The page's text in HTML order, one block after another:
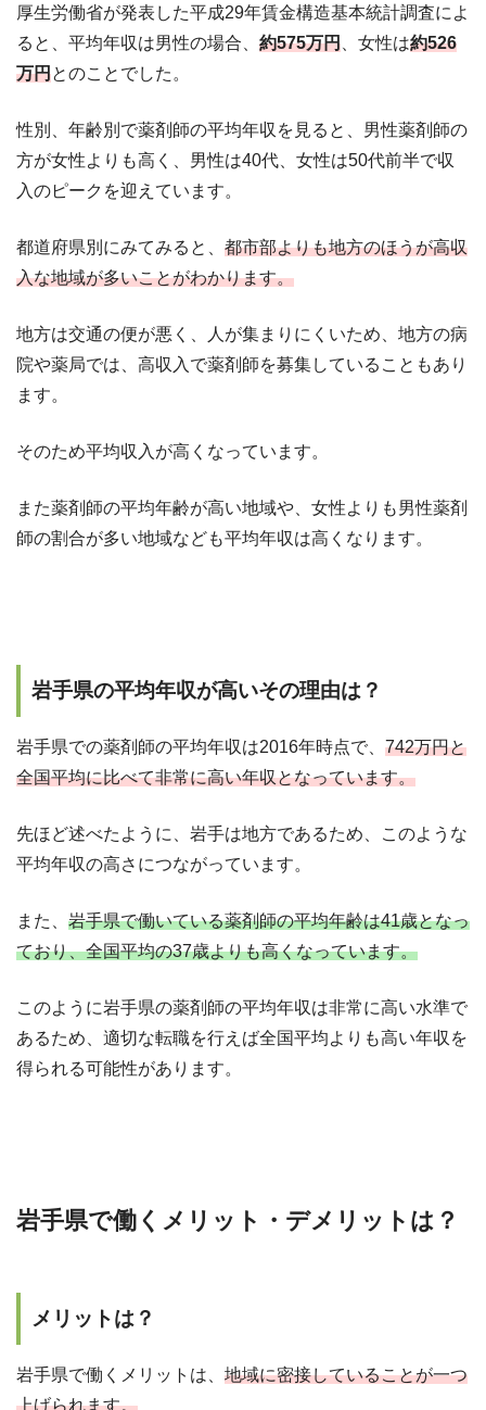
厚生労働省が発表した平成29年賃金構造基本統計調査によ
ると、平均年収は男性の場合、 約575万円 、女性は約526
万円とのことでした。
性別、年齢別で薬剤師の平均年収を見ると、男性薬剤師の
方が女性よりも高く、男性は40代、女性は50代前半で収
入のピークを迎えています。
都道府県別にみてみると、 都市部よりも地方のほうが高収
入な地域が多いことがわかります。
地方は交通の便が悪く、人が集まりにくいため、地方の病
院や薬局では、高収入で薬剤師を募集していることもあり
ます。
そのため平均収入が高くなっています。
また薬剤師の平均年齢が高い地域や、女性よりも男性薬剤
師の割合が多い地域なども平均年収は高くなります。
岩手県の平均年収が高いその理由は？
岩手県での薬剤師の平均年収は2016年時点で、 742万円と
全国平均に比べて非常に高い年収となっています。
先ほど述べたように、岩手は地方であるため、このような
平均年収の高さにつながっています。
また、 岩手県で働いている薬剤師の平均年齢は41歳となっ
ており、全国平均の37歳よりも高くなっています。
このように岩手県の薬剤師の平均年収は非常に高い水準で
あるため、適切な転職を行えば全国平均よりも高い年収を
得られる可能性があります。
岩手県で働く メリット・デメリットは？
メリットは？
岩手県で働くメリットは、 地域に密接していることが一つ
上げられます。